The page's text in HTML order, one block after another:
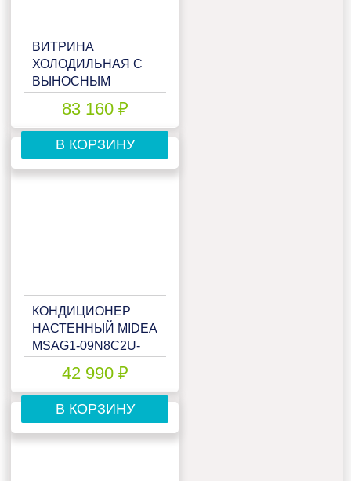
ВИТРИНА
ХОЛОДИЛЬНАЯ С
ВЫНОСНЫМ
МАРИХОЛОДМАШ
ПАРАБЕЛЬ
ВХСД-1,25 (ОДНА
ТУМБА)
83 160 ₽
В КОРЗИНУ
КОНДИЦИОНЕР
НАСТЕННЫЙ MIDEA
MSAG1-09N8C2U-
42 990 ₽
В КОРЗИНУ